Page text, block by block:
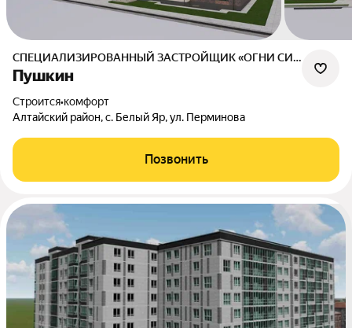
СПЕЦИАЛИЗИРОВАННЫЙ ЗАСТРОЙЩИК «ОГНИ СИБИРИ»
Пушкин
Строится•комфорт
Алтайский район, с. Белый Яр, ул. Перминова
Позвонить